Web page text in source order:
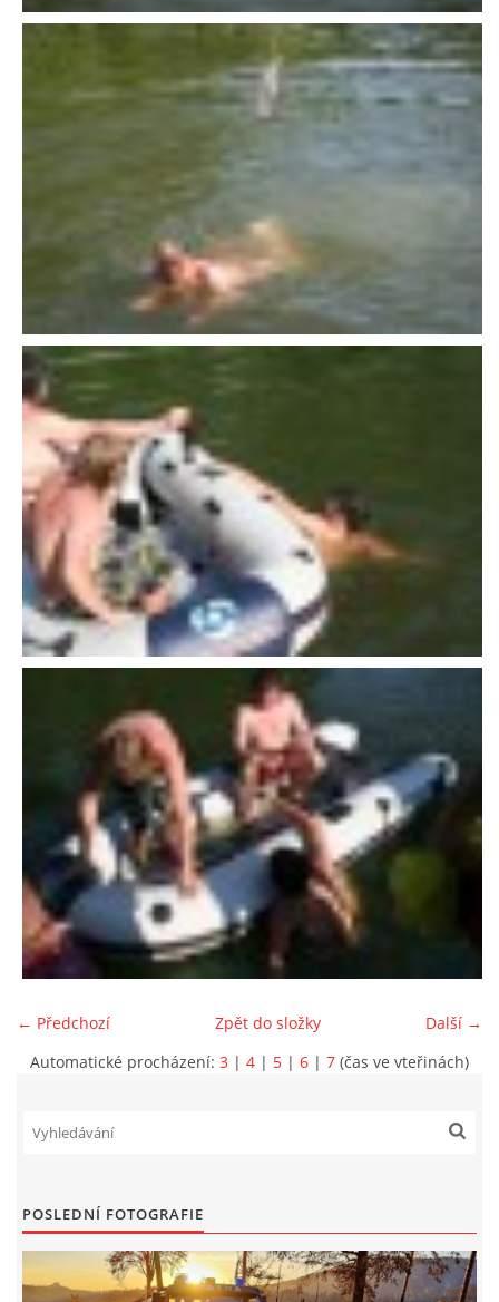
ODKAZY NA WWW.STRÁNKY
Kontakt
SDH Licomělice
538 03 Heřmanův Městec
IČO: 64782832
Gmail: sdhlicomelice@gmail.com
607 276 682 - starosta SDH
© 2026 eStránky.cz
← Předchozí Další →
Zpět do složky
Automatické procházení: 3 | 4 | 5 | 6 | 7 (čas ve vteřinách)
POSLEDNÍ FOTOGRAFIE